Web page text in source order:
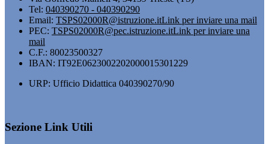
Tel: 040390270 - 040390290
Email: TSPS02000R@istruzione.itLink per inviare una mail
PEC: TSPS02000R@pec.istruzione.itLink per inviare una
mail
C.F.: 80023500327
IBAN: IT92E0623002202000015301229
URP: Ufficio Didattica 040390270/90
Sezione Link Utili